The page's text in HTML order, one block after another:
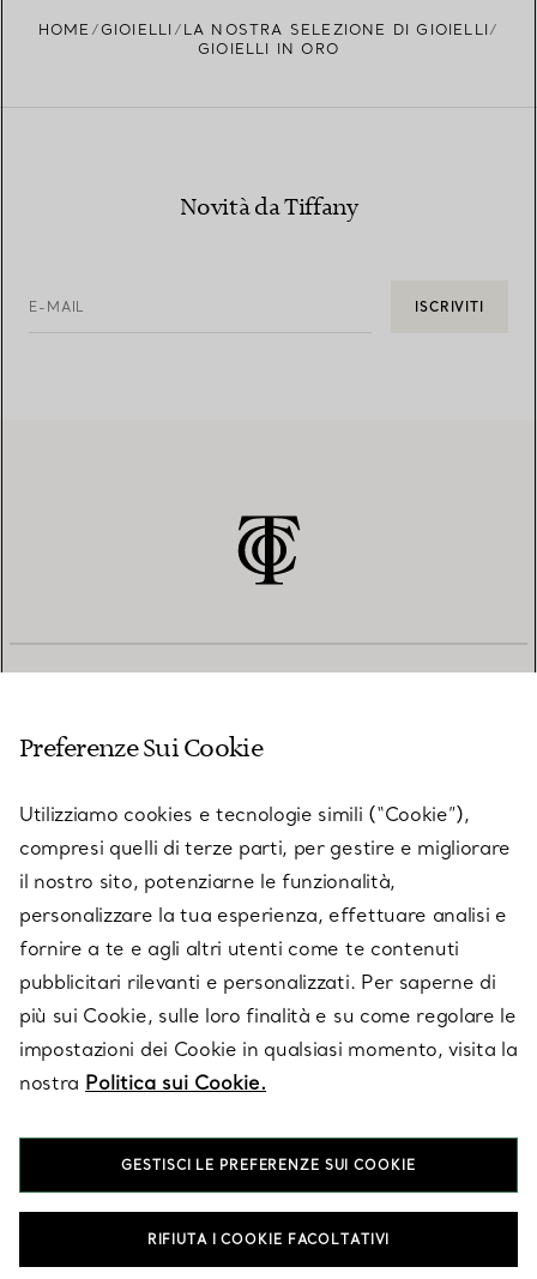
HOME GIOIELLI
LA NOSTRA SELEZIONE DI GIOIELLI
GIOIELLI IN ORO
Novità da Tiffany
E-MAIL ISCRIVITI
SU TIFFANY & CO.
LEGALE
SEGUICI
T&Co. 2026
Preferenze Sui Cookie
Utilizziamo cookies e tecnologie simili (“Cookie”),
compresi quelli di terze parti, per gestire e migliorare
il nostro sito, potenziarne le funzionalità,
personalizzare la tua esperienza, effettuare analisi e
fornire a te e agli altri utenti come te contenuti
pubblicitari rilevanti e personalizzati. Per saperne di
più sui Cookie, sulle loro finalità e su come regolare le
impostazioni dei Cookie in qualsiasi momento, visita la
nostra Politica sui Cookie.
GESTISCI LE PREFERENZE SUI COOKIE
RIFIUTA I COOKIE FACOLTATIVI